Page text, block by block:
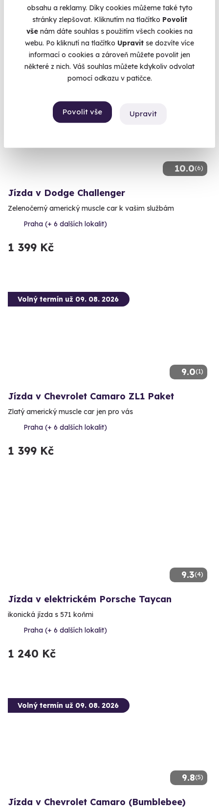
obsahu a reklamy. Díky cookies můžeme také tyto
stránky zlepšovat. Kliknutím na tlačítko Povolit
vše nám dáte souhlas s použitím všech cookies na
webu. Po kliknutí na tlačítko Upravit se dozvíte více
informací o cookies a zároveň můžete povolit jen
některé z nich. Váš souhlas můžete kdykoliv odvolat
pomocí odkazu v patičce.
Povolit vše Upravit
Svítivě zelený americký muscle car jen pro vás
Praha (+ 6 dalších lokalit)
1 399 Kč
10.0(6)
Jízda v Dodge Challenger
Zelenočerný americký muscle car k vašim službám
Praha (+ 6 dalších lokalit)
1 399 Kč
9.0(1)
Volný termín už 09. 08. 2026
Jízda v Chevrolet Camaro ZL1 Paket
Zlatý americký muscle car jen pro vás
Praha (+ 6 dalších lokalit)
1 399 Kč
9.3(4)
Jízda v elektrickém Porsche Taycan
ikonická jízda s 571 koňmi
Praha (+ 6 dalších lokalit)
1 240 Kč
9.8(5)
Volný termín už 09. 08. 2026
Jízda v Chevrolet Camaro (Bumblebee)